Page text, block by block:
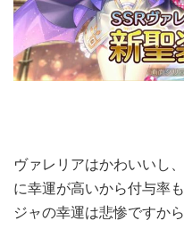
ヴァレリアはかわいいし
に幸運が高いから付与率
ジャの幸運は悲惨ですか